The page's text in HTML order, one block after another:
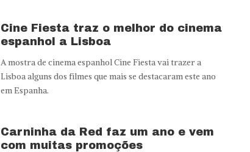
Cine Fiesta traz o melhor do cinema
espanhol a Lisboa
A mostra de cinema espanhol Cine Fiesta vai trazer a
Lisboa alguns dos filmes que mais se destacaram este ano
em Espanha.
Carninha da Red faz um ano e vem
com muitas promoções